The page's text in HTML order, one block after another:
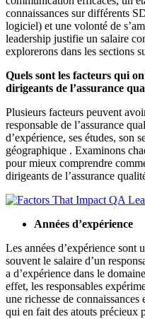
connaissances sur différents
logiciel) et une volonté de
leadership justifie un salaire
explorerons dans les sections
Quels sont les facteurs qui
dirigeants de l’assurance
Plusieurs facteurs peuvent
responsable de l’assurance
d’expérience, ses études, son
géographique . Examinons
pour mieux comprendre
dirigeants de l’assurance
Années d’expérience
Les années d’expérience sont
souvent le salaire d’un
a d’expérience dans le
effet, les responsables
une richesse de
qui en fait des atouts précieux